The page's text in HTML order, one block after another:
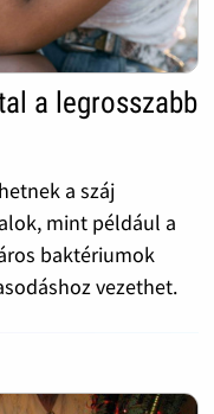
a legrosszabb
a száj
mint például a
baktériumok
vezethet.